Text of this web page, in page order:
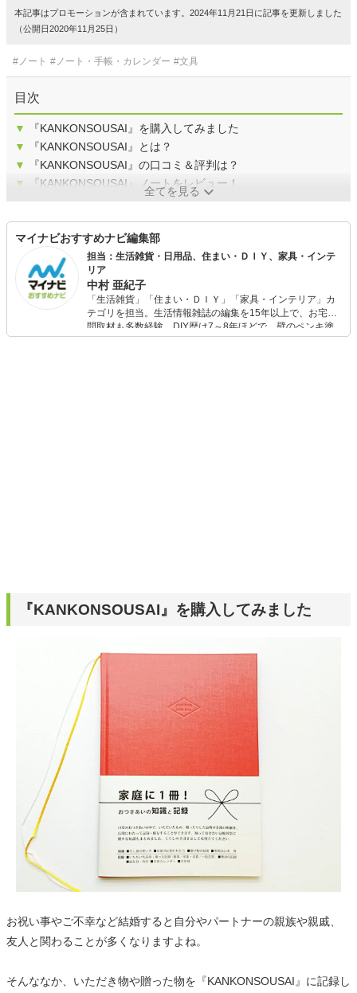
本記事はプロモーションが含まれています。2024年11月21日に記事を更新しました
（公開日2020年11月25日）
#ノート #ノート・手帳・カレンダー #文具
目次
▼
『KANKONSOUSAI』を購入してみました
▼
『KANKONSOUSAI』とは？
▼
『KANKONSOUSAI』の口コミ＆評判は？
▼
『KANKONSOUSAI』ノートをレビュー！
全てを見る
マイナビおすすめナビ編集部
担当：生活雑貨・日用品、住まい・ＤＩＹ、家具・インテ
リア
中村 亜紀子
「生活雑貨」「住まい・ＤＩＹ」「家具・インテリア」カ
テゴリを担当。生活情報雑誌の編集を15年以上で、お宅訪
問取材も多数経験。DIY歴は7～8年ほどで、壁のペンキ塗
りや壁紙チェンジなどもチャレンジ済み。初心者でもモノ
『KANKONSOUSAI』を購入してみました
お祝い事やご不幸など結婚すると自分やパートナーの親族や親戚、
友人と関わることが多くなりますよね。
そんななか、いただき物や贈った物を『KANKONSOUSAI』に記録し